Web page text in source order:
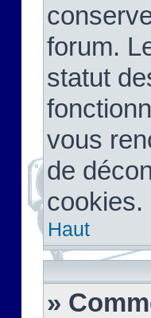
forum.
statut
vous
de
cookies.
Haut
»